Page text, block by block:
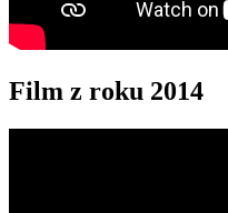
Film z roku 2014